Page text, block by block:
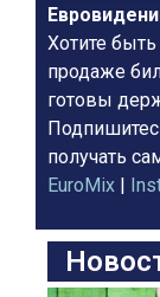
Хотите
продаже
готовы
получать
EuroMix |